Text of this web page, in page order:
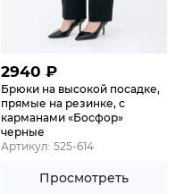
2940 ₽
Брюки на высокой посадке,
прямые на резинке, с
карманами «Босфор»
черные
Артикул: 525-614
Просмотреть